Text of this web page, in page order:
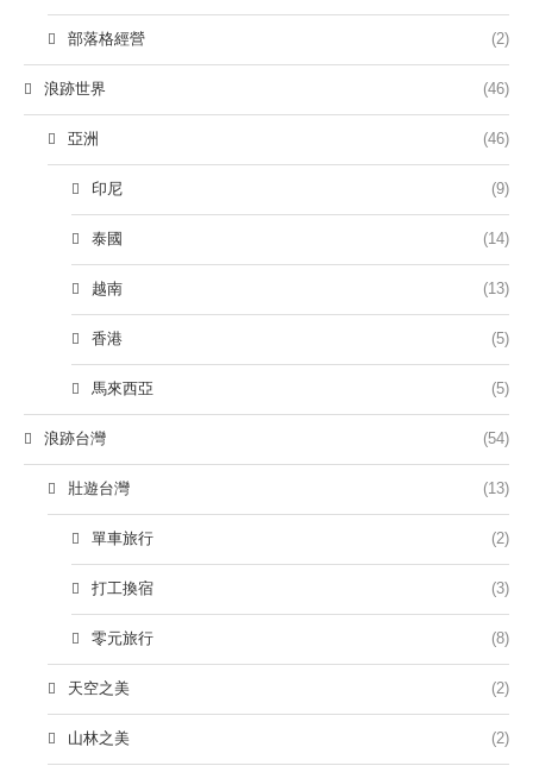
部落格經營 (2)
浪跡世界 (46)
亞洲 (46)
印尼 (9)
泰國 (14)
越南 (13)
香港 (5)
馬來西亞 (5)
浪跡台灣 (54)
壯遊台灣 (13)
單車旅行 (2)
打工換宿 (3)
零元旅行 (8)
天空之美 (2)
山林之美 (2)